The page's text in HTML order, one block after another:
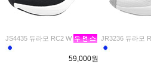
JS4435 듀라모 RC2 W
59,000원
JR3236 듀라모